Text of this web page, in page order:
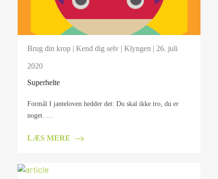
Brug din krop| Kend dig selv| Klyngen | 26. juli
2020
Superhelte
Formål I janteloven hedder det: Du skal ikke tro, du er
noget. …
LÆS MERE